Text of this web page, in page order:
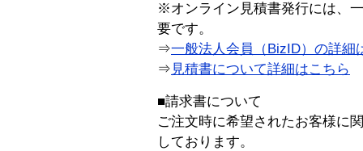
※オンライン見積書発行には、
要です。
⇒一般法人会員（BizID）の詳細
⇒ 見積書について詳細はこちら
■請求書について
ご注文時に希望されたお客様に
しております。